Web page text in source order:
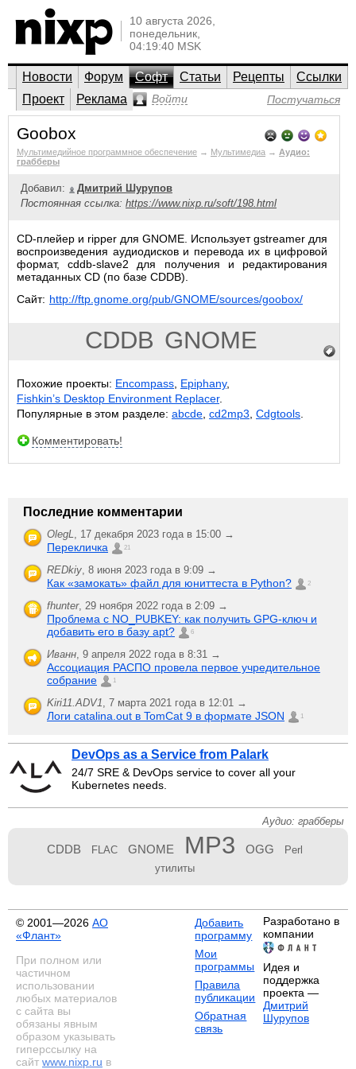
10 августа 2026,
понедельник,
04:19:40 MSK
Новости Форум Софт Статьи Рецепты
Ссылки
Проект
Реклама Войти Постучаться
Goobox
Мультимедийное программное обеспечение → Мультимедиа → Аудио:
грабберы
Добавил:
Дмитрий Шурупов
Постоянная ссылка: https://www.nixp.ru/soft/198.html
CD-плейер и ripper для GNOME. Использует gstreamer для
воспроизведения аудиодисков и перевода их в цифровой
формат, cddb-slave2 для получения и редактирования
метаданных CD (по базе CDDB).
Сайт: http://ftp.gnome.org/pub/GNOME/sources/goobox/
CDDB GNOME
Похожие проекты: Encompass Epiphany,
Fishkin’s Desktop Environment Replacer.
Популярные в этом разделе: abcde cd2mp3 Cdgtools
Комментировать!
Последние комментарии
OlegL, 17 декабря 2023 года в 15:00 →
Перекличка 21
REDkiy, 8 июня 2023 года в 9:09 →
Как «замокать» файл для юниттеста в Python? 2
fhunter, 29 ноября 2022 года в 2:09 →
Проблема с NO_PUBKEY: как получить GPG-ключ и
добавить его в базу apt?
6
Иванн, 9 апреля 2022 года в 8:31 →
Ассоциация РАСПО провела первое учредительное
собрание
1
Kiri11.ADV1, 7 марта 2021 года в 12:01 →
Логи catalina.out в TomCat 9 в формате JSON 1
DevOps as a Service from Palark
24/7 SRE & DevOps service to cover all your
Kubernetes needs.
Аудио: грабберы
CDDB FLAC GNOME MP3 OGG
Perl
утилиты
© 2001—2026 АО
«Флант»
При полном или
частичном
использовании
любых материалов
с сайта вы
обязаны явным
образом указывать
гиперссылку на
сайт www.nixp.ru в
Добавить
программу
Мои
программы
Правила
публикации
Обратная
связь
Разработано в
компании
Идея и
поддержка
проекта —
Дмитрий
Шурупов